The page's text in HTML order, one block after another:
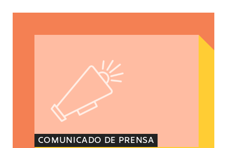
COMUNICADO DE PRENSA